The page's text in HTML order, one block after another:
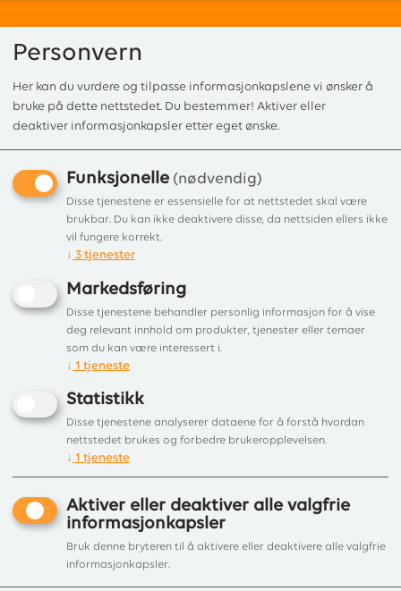
Forside/ Produkter/Ovnsrør / Ø 200
Viser 3 produkter
Liste
OVNSRØR Ø200-200
RETT MATT SORT
EMALJE 2,3
RETT MATT SORT
Personvern
Her kan du vurdere og tilpasse informasjonkapslene vi ønsker å
bruke på dette nettstedet. Du bestemmer! Aktiver eller
deaktiver informasjonkapsler etter eget ønske.
Funksjonelle (nødvendig)
Disse tjenestene er essensielle for at nettstedet skal være
brukbar. Du kan ikke deaktivere disse, da nettsiden ellers ikke
vil fungere korrekt.
↓ 3 tjenester
Markedsføring
Disse tjenestene behandler personlig informasjon for å vise
deg relevant innhold om produkter, tjenester eller temaer
som du kan være interessert i.
↓ 1 tjeneste
Statistikk
Disse tjenestene analyserer dataene for å forstå hvordan
nettstedet brukes og forbedre brukeropplevelsen.
↓ 1 tjeneste
Aktiver eller deaktiver alle valgfrie
informasjonkapsler
Bruk denne bryteren til å aktivere eller deaktivere alle valgfrie
informasjonkapsler.